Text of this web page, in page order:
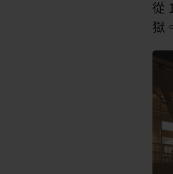
從
獄